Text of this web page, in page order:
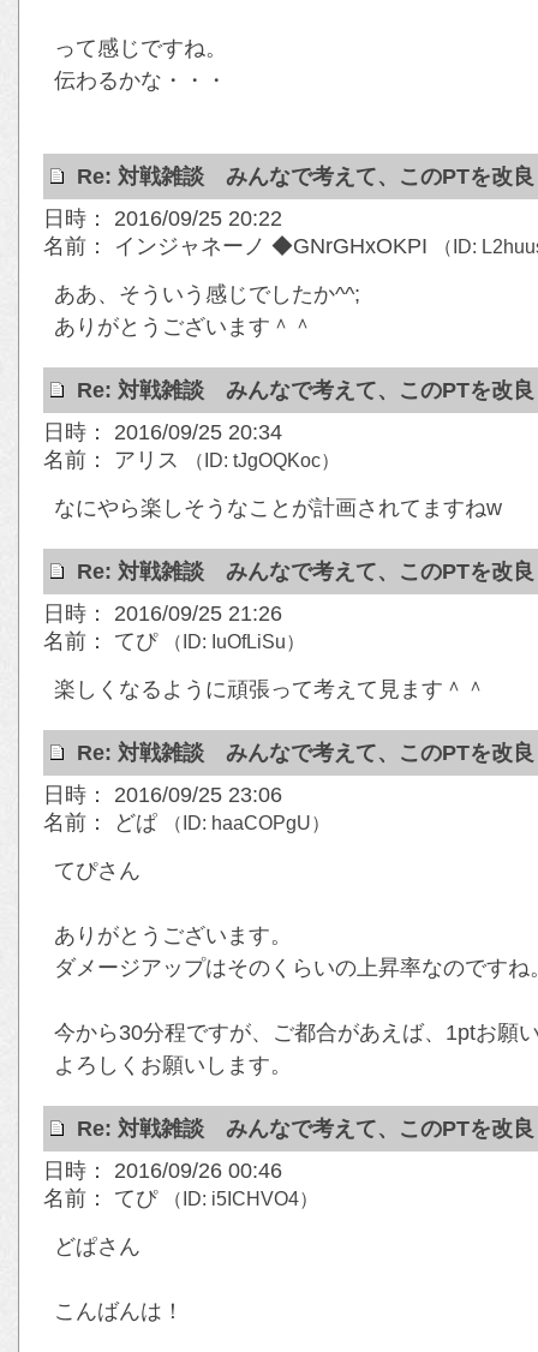
って感じですね。
伝わるかな・・・
Re: 対戦雑談 みんなで考えて、このPTを改
日時： 2016/09/25 20:22
名前： インジャネーノ ◆GNrGHxOKPI
（ID:
ああ、そういう感じでしたか^^;
ありがとうございます＾＾
Re: 対戦雑談 みんなで考えて、このPTを改
日時： 2016/09/25 20:34
名前： アリス
（ID: tJgOQKoc）
なにやら楽しそうなことが計画されてますねw
Re: 対戦雑談 みんなで考えて、このPTを改
日時： 2016/09/25 21:26
名前： てぴ
（ID: IuOfLiSu）
楽しくなるように頑張って考えて見ます＾＾
Re: 対戦雑談 みんなで考えて、このPTを改
日時： 2016/09/25 23:06
名前： どぱ
（ID: haaCOPgU）
てぴさん
ありがとうございます。
ダメージアップはそのくらいの上昇率なのです
今から30分程ですが、ご都合があえば、1ptお願
よろしくお願いします。
Re: 対戦雑談 みんなで考えて、このPTを改
日時： 2016/09/26 00:46
名前： てぴ
（ID: i5ICHVO4）
どぱさん
こんばんは！